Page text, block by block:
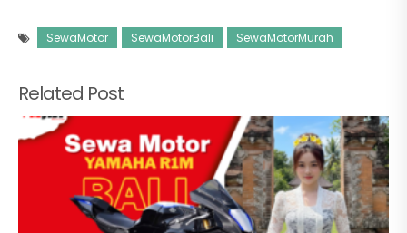
SewaMotor SewaMotorBali SewaMotorMurah
Related Post